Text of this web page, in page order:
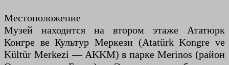
Местоположение
Музей находится на втором этаже Ататюрк
Конгре ве Культур Меркези (Atatürk Kongre ve
Kültür Merkezi — AKKM) в парке Merinos (район